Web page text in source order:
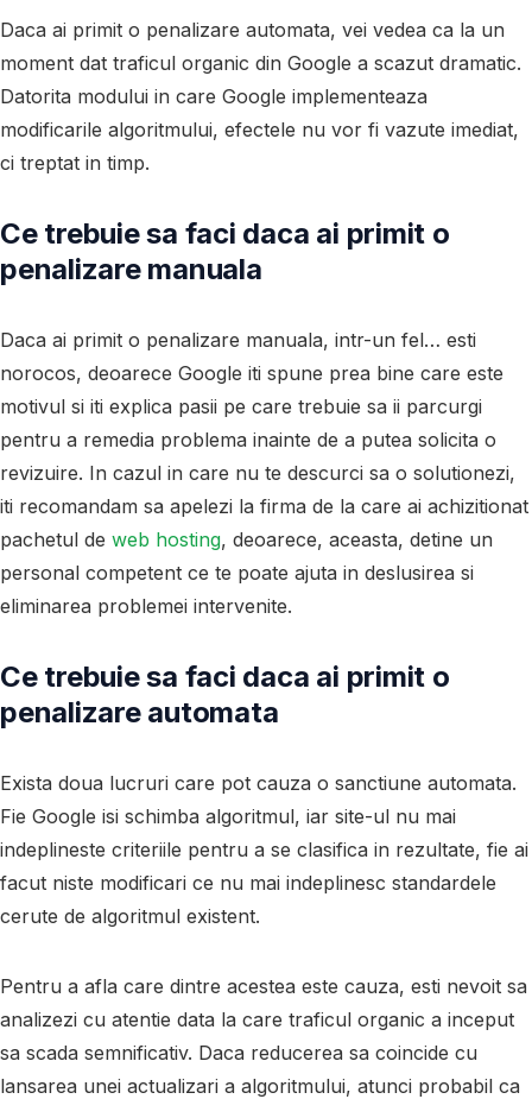
Daca ai primit o penalizare automata, vei vedea ca la un
moment dat traficul organic din Google a scazut dramatic.
Datorita modului in care Google implementeaza
modificarile algoritmului, efectele nu vor fi vazute imediat,
ci treptat in timp.
Ce trebuie sa faci daca ai primit o
penalizare manuala
Daca ai primit o penalizare manuala, intr-un fel… esti
norocos, deoarece Google iti spune prea bine care este
motivul si iti explica pasii pe care trebuie sa ii parcurgi
pentru a remedia problema inainte de a putea solicita o
revizuire. In cazul in care nu te descurci sa o solutionezi,
iti recomandam sa apelezi la firma de la care ai achizitionat
pachetul de web hosting, deoarece, aceasta, detine un
personal competent ce te poate ajuta in deslusirea si
eliminarea problemei intervenite.
Ce trebuie sa faci daca ai primit o
penalizare automata
Exista doua lucruri care pot cauza o sanctiune automata.
Fie Google isi schimba algoritmul, iar site-ul nu mai
indeplineste criteriile pentru a se clasifica in rezultate, fie ai
facut niste modificari ce nu mai indeplinesc standardele
cerute de algoritmul existent.
Pentru a afla care dintre acestea este cauza, esti nevoit sa
analizezi cu atentie data la care traficul organic a inceput
sa scada semnificativ. Daca reducerea sa coincide cu
lansarea unei actualizari a algoritmului, atunci probabil ca